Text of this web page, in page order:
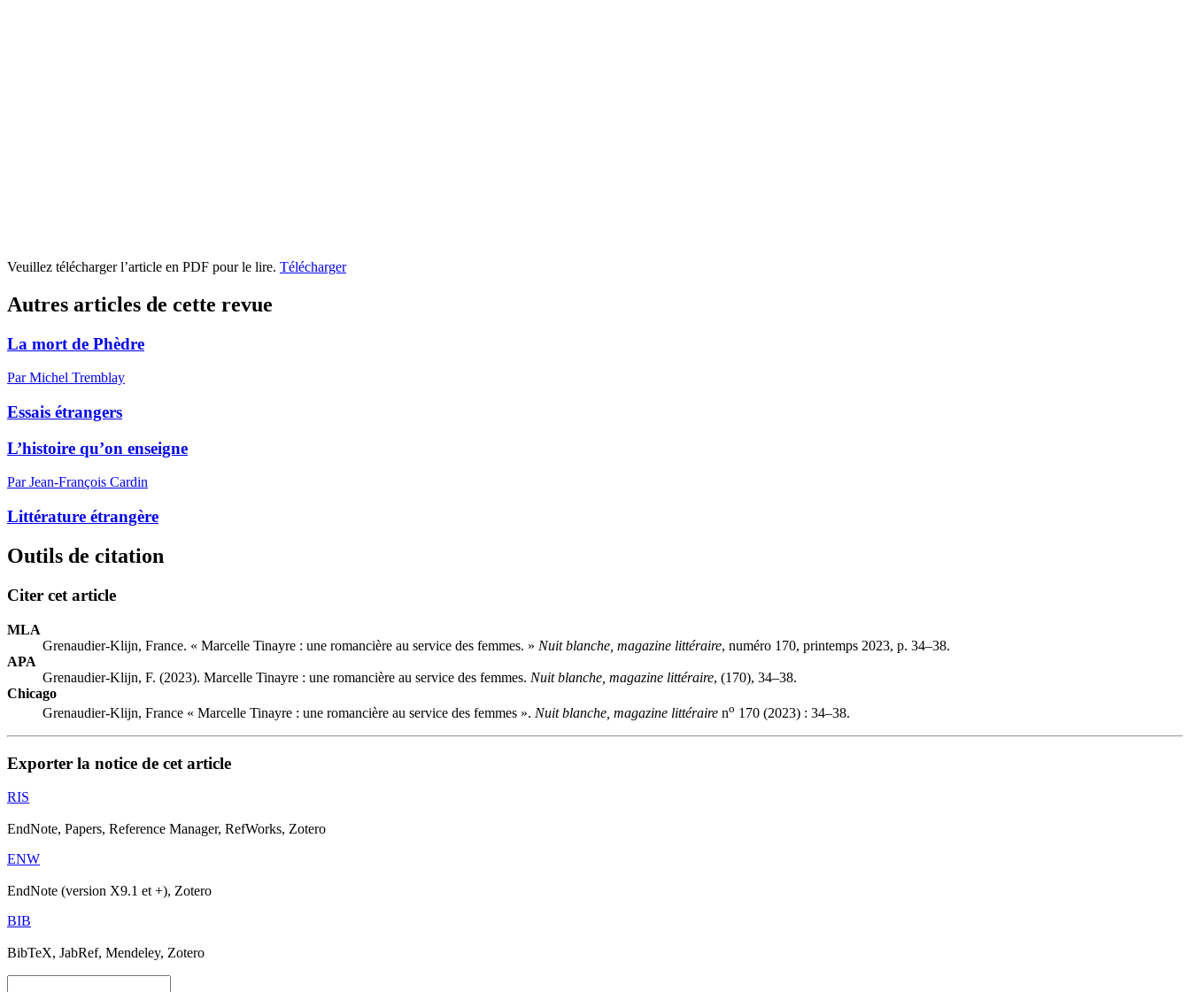
Veuillez télécharger l’article en PDF pour le lire. Télécharger
Autres articles de cette revue
La mort de Phèdre
Par Michel Tremblay
Essais étrangers
L’histoire qu’on enseigne
Par Jean-François Cardin
Littérature étrangère
Outils de citation
Citer cet article
MLA
Grenaudier-Klijn, France. « Marcelle Tinayre : une romancière au service des femmes. » Nuit blanche, magazine littéraire, numéro 170, printemps 2023, p. 34–38.
APA
Grenaudier-Klijn, F. (2023). Marcelle Tinayre : une romancière au service des femmes. Nuit blanche, magazine littéraire, (170), 34–38.
Chicago
Grenaudier-Klijn, France « Marcelle Tinayre : une romancière au service des femmes ». Nuit blanche, magazine littéraire no 170 (2023) : 34–38.
Exporter la notice de cet article
RIS
EndNote, Papers, Reference Manager, RefWorks, Zotero
ENW
EndNote (version X9.1 et +), Zotero
BIB
BibTeX, JabRef, Mendeley, Zotero